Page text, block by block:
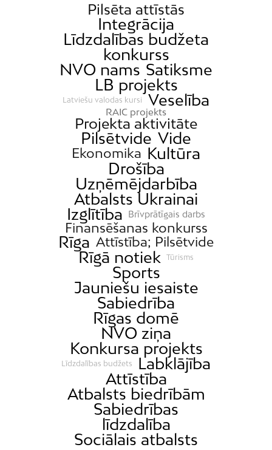
Pilsēta attīstās
Integrācija
Līdzdalības budžeta
konkurss
NVO nams Satiksme
LB projekts
Latviešu valodas kursi Veselība
RAIC projekts
Projekta aktivitāte
Pilsētvide Vide
Ekonomika Kultūra
Drošība
Uzņēmējdarbība
Atbalsts Ukrainai
Izglītība
Brīvprātīgais darbs
Finansēšanas konkurss
Rīga Attīstība; Pilsētvide
Rīgā notiek Tūrisms
Sports
Jauniešu iesaiste
Sabiedrība
Rīgas domē
NVO ziņa
Konkursa projekts
Līdzdalības budžets
Labklājība
Attīstība
Atbalsts biedrībām
Sabiedrības
līdzdalība
Sociālais atbalsts